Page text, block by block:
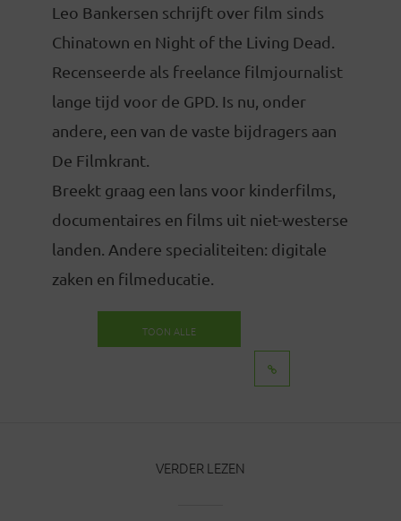
Leo Bankersen schrijft over film sinds
Chinatown en Night of the Living Dead.
Recenseerde als freelance filmjournalist
lange tijd voor de GPD. Is nu, onder
andere, een van de vaste bijdragers aan
De Filmkrant.
Breekt graag een lans voor kinderfilms,
documentaires en films uit niet-westerse
landen. Andere specialiteiten: digitale
zaken en filmeducatie.
TOON ALLE
VERDER LEZEN